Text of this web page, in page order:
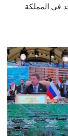
في المملكة